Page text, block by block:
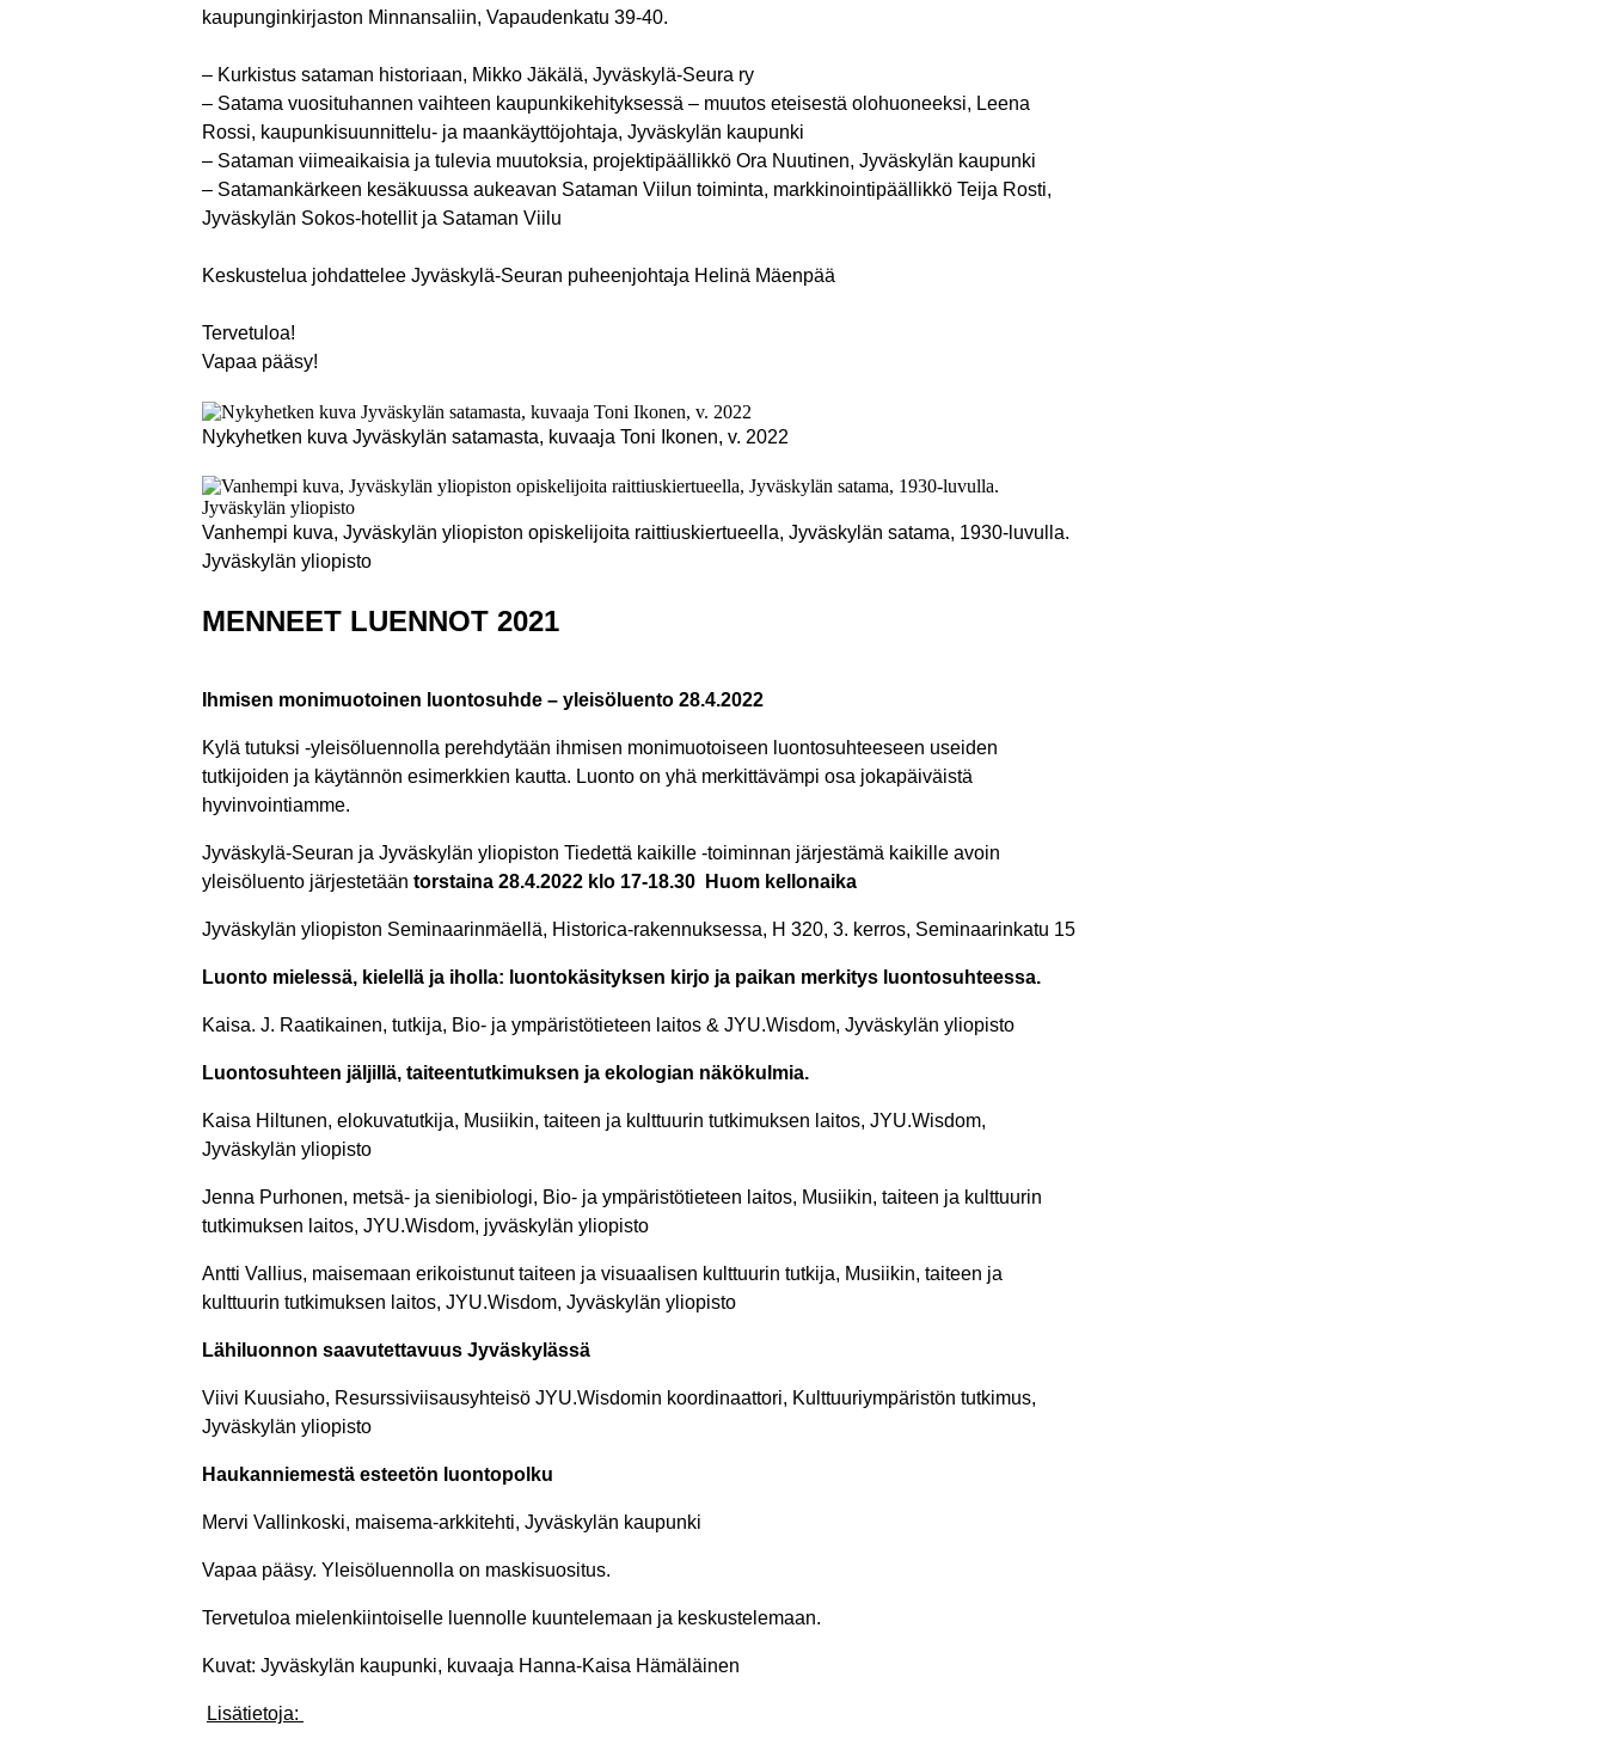
kaupunginkirjaston Minnansaliin, Vapaudenkatu 39-40.
– Kurkistus sataman historiaan, Mikko Jäkälä, Jyväskylä-Seura ry
– Satama vuosituhannen vaihteen kaupunkikehityksessä – muutos eteisestä olohuoneeksi, Leena
Rossi, kaupunkisuunnittelu- ja maankäyttöjohtaja, Jyväskylän kaupunki
– Sataman viimeaikaisia ja tulevia muutoksia, projektipäällikkö Ora Nuutinen, Jyväskylän kaupunki
– Satamankärkeen kesäkuussa aukeavan Sataman Viilun toiminta, markkinointipäällikkö Teija Rosti,
Jyväskylän Sokos-hotellit ja Sataman Viilu
Keskustelua johdattelee Jyväskylä-Seuran puheenjohtaja Helinä Mäenpää
Tervetuloa!
Vapaa pääsy!
Nykyhetken kuva Jyväskylän satamasta, kuvaaja Toni Ikonen, v. 2022
Vanhempi kuva, Jyväskylän yliopiston opiskelijoita raittiuskiertueella, Jyväskylän satama, 1930-luvulla.
Jyväskylän yliopisto
MENNEET LUENNOT 2021
Ihmisen monimuotoinen luontosuhde – yleisöluento 28.4.2022
Kylä tutuksi -yleisöluennolla perehdytään ihmisen monimuotoiseen luontosuhteeseen useiden
tutkijoiden ja käytännön esimerkkien kautta. Luonto on yhä merkittävämpi osa jokapäiväistä
hyvinvointiamme.
Jyväskylä-Seuran ja Jyväskylän yliopiston Tiedettä kaikille -toiminnan järjestämä kaikille avoin
yleisöluento järjestetään torstaina 28.4.2022 klo 17-18.30 Huom kellonaika
Jyväskylän yliopiston Seminaarinmäellä, Historica-rakennuksessa, H 320, 3. kerros, Seminaarinkatu 15
Luonto mielessä, kielellä ja iholla: luontokäsityksen kirjo ja paikan merkitys luontosuhteessa.
Kaisa. J. Raatikainen, tutkija, Bio- ja ympäristötieteen laitos & JYU.Wisdom, Jyväskylän yliopisto
Luontosuhteen jäljillä, taiteentutkimuksen ja ekologian näkökulmia.
Kaisa Hiltunen, elokuvatutkija, Musiikin, taiteen ja kulttuurin tutkimuksen laitos, JYU.Wisdom,
Jyväskylän yliopisto
Jenna Purhonen, metsä- ja sienibiologi, Bio- ja ympäristötieteen laitos, Musiikin, taiteen ja kulttuurin
tutkimuksen laitos, JYU.Wisdom, jyväskylän yliopisto
Antti Vallius, maisemaan erikoistunut taiteen ja visuaalisen kulttuurin tutkija, Musiikin, taiteen ja
kulttuurin tutkimuksen laitos, JYU.Wisdom, Jyväskylän yliopisto
Lähiluonnon saavutettavuus Jyväskylässä
Viivi Kuusiaho, Resurssiviisausyhteisö JYU.Wisdomin koordinaattori, Kulttuuriympäristön tutkimus,
Jyväskylän yliopisto
Haukanniemestä esteetön luontopolku
Mervi Vallinkoski, maisema-arkkitehti, Jyväskylän kaupunki
Vapaa pääsy. Yleisöluennolla on maskisuositus.
Tervetuloa mielenkiintoiselle luennolle kuuntelemaan ja keskustelemaan.
Kuvat: Jyväskylän kaupunki, kuvaaja Hanna-Kaisa Hämäläinen
Lisätietoja: